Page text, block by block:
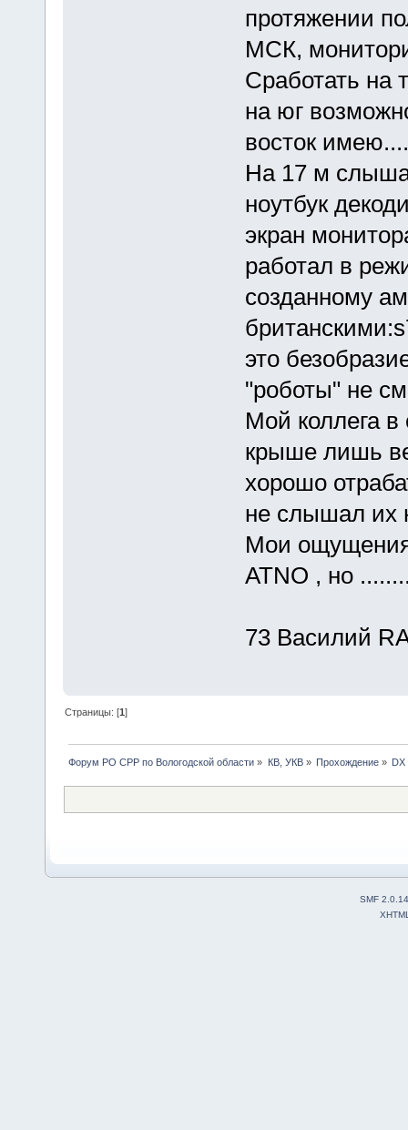
протяжении
МСК,
Сработать на
на юг
восток имею....
На 17 м
ноутбук
экран
работал в
созданному
это
"роботы" не
Мой коллега
крыше лишь
хорошо
не слышал их
Мои ощущения
ATNO , но
73 Василий
Страницы: [1]
Форум РО СРР по Вологодской области » КВ, УКВ» Прохождение» DX
SMF 2.0.14